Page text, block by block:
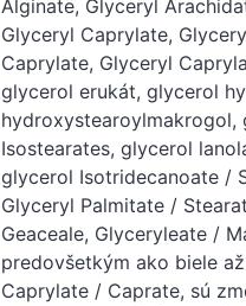
Alginate, Glyceryl
Glyceryl Caprylate,
Caprylate, Glyceryl
glycerol erukát, glycerol
Isostearates, glycerol
glycerol Isotridecanoate /
Glyceryl Palmitate /
Geaceale, Glyceryleate /
predovšetkým ako biele
Caprylate / Caprate, sú